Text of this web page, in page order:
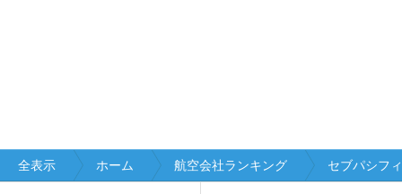
全表示 ホーム 航空会社ランキング セブパシフ